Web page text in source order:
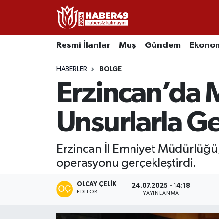
Resmi İlanlar Muş Gündem
HABERLER BÖLGE
Erzincan’da
Unsurlarla
Erzincan İl Emniyet
operasyonu gerçekleştirdi.
OLCAY ÇELIK
EDITÖR
24.07.2025 - 14:18
YAYINLANMA
Resmi İlanlar
Gündem
Uşak Nöbetçi Eczaneler
Uşak Namaz Vakitleri
Uşak Trafik Yoğunluk Haritası
Tüm Manşetler
Son Dakika Haberleri
Haber Arşivi